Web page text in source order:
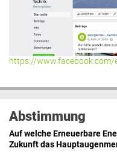
https://www.facebook.com/
Abstimmung
Auf welche Erneuerbare
Zukunft das